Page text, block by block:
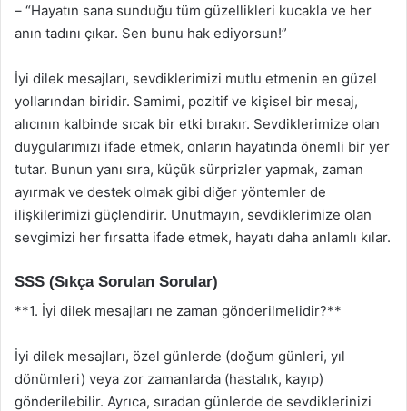
– “Hayatın sana sunduğu tüm güzellikleri kucakla ve her
anın tadını çıkar. Sen bunu hak ediyorsun!”
İyi dilek mesajları, sevdiklerimizi mutlu etmenin en güzel
yollarından biridir. Samimi, pozitif ve kişisel bir mesaj,
alıcının kalbinde sıcak bir etki bırakır. Sevdiklerimize olan
duygularımızı ifade etmek, onların hayatında önemli bir yer
tutar. Bunun yanı sıra, küçük sürprizler yapmak, zaman
ayırmak ve destek olmak gibi diğer yöntemler de
ilişkilerimizi güçlendirir. Unutmayın, sevdiklerimize olan
sevgimizi her fırsatta ifade etmek, hayatı daha anlamlı kılar.
SSS (Sıkça Sorulan Sorular)
**1. İyi dilek mesajları ne zaman gönderilmelidir?**
İyi dilek mesajları, özel günlerde (doğum günleri, yıl
dönümleri) veya zor zamanlarda (hastalık, kayıp)
gönderilebilir. Ayrıca, sıradan günlerde de sevdiklerinizi